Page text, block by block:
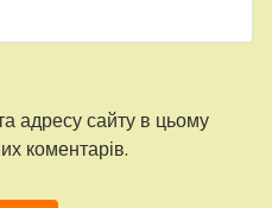
адресу сайту в цьому
коментарів.